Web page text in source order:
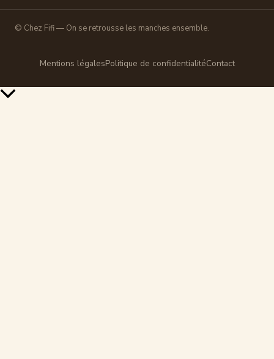
© Chez Fifi — On se retrousse les manches ensemble.
Mentions légalesPolitique de confidentialitéContact